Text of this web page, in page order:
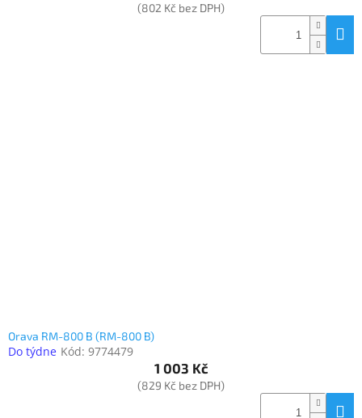
(802 Kč bez DPH)
Orava RM-800 B (RM-800 B)
Do týdne Kód: 9774479
1 003 Kč
(829 Kč bez DPH)